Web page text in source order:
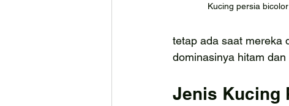
Kucing persia
tetap ada saat mereka
dominasinya hitam dan
Jenis Kucing